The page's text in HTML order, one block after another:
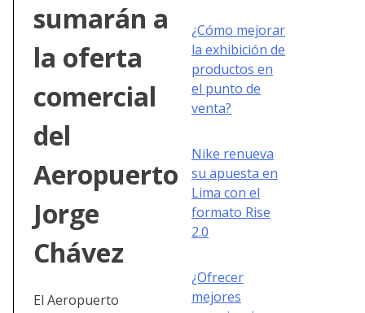
sumarán a
la oferta
comercial
del
Aeropuerto
Jorge
Chávez
El Aeropuerto
¿Cómo mejorar
la exhibición de
productos en
el punto de
venta?
Nike renueva
su apuesta en
Lima con el
formato Rise
2.0
¿Ofrecer
mejores